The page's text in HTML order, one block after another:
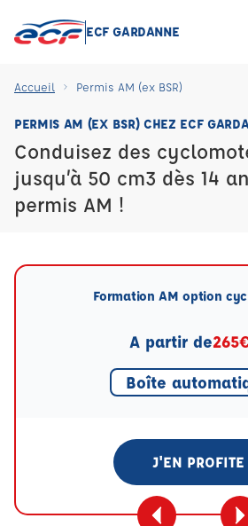
ECF GARDANNE
Accueil Permis AM (ex BSR)
PERMIS AM (EX BSR) CHEZ ECF
Conduisez des
jusqu’à 50 cm3 dès 14
permis AM !
Formation AM option
A partir de
Boîte
J'EN PROFITE